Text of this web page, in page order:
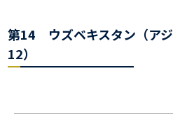
第14 ウズベキスタン（ア
12）